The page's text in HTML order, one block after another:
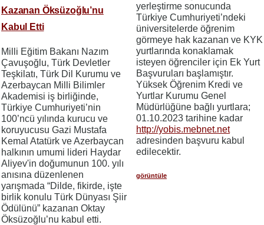
Kazanan Öksüzoğlu’nu
Kabul Etti
Milli Eğitim Bakanı Nazım
Çavuşoğlu, Türk Devletler
Teşkilatı, Türk Dil Kurumu ve
Azerbaycan Milli Bilimler
Akademisi iş birliğinde,
Türkiye Cumhuriyeti’nin
100’ncü yılında kurucu ve
koruyucusu Gazi Mustafa
Kemal Atatürk ve Azerbaycan
halkının umumi lideri Haydar
Aliyev'in doğumunun 100. yılı
anısına düzenlenen
yarışmada “Dilde, fikirde, işte
birlik konulu Türk Dünyası Şiir
Ödülünü” kazanan Oktay
Öksüzoğlu’nu kabul etti.
yerleştirme sonucunda
Türkiye Cumhuriyeti’ndeki
üniversitelerde öğrenim
görmeye hak kazanan ve KYK
yurtlarında konaklamak
isteyen öğrenciler için Ek Yurt
Başvuruları başlamıştır.
Yüksek Öğrenim Kredi ve
Yurtlar Kurumu Genel
Müdürlüğüne bağlı yurtlara;
01.10.2023 tarihine kadar
http://yobis.mebnet.net
adresinden başvuru kabul
edilecektir.
görüntüle